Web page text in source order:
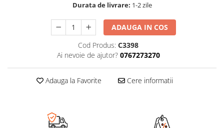
Durata de livrare: 1-2 zile
ADAUGA IN COS
Cod Produs: C3398
Ai nevoie de ajutor? 0767273270
Adauga la Favorite Cere informatii